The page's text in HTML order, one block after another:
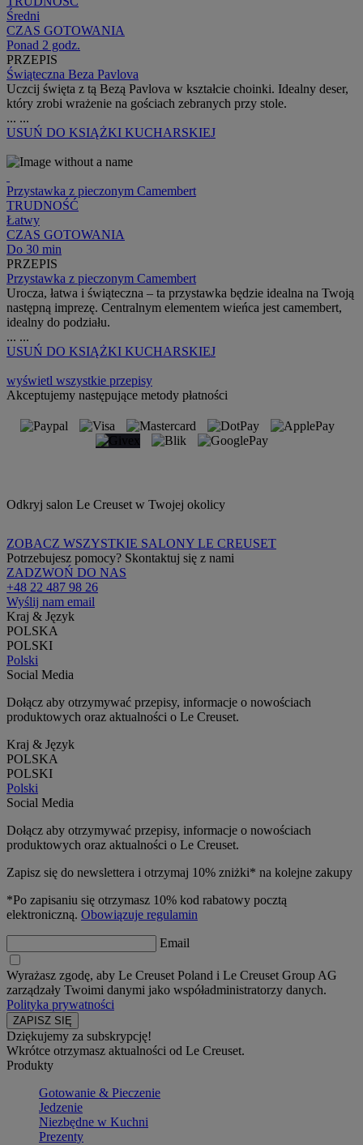
Średni
CZAS GOTOWANIA
Ponad 2 godz.
PRZEPIS
Świąteczna Beza Pavlova
Uczcij święta z tą Bezą Pavlova w kształcie choinki. Idealny deser,
który zrobi wrażenie na gościach zebranych przy stole.
... ...
USUŃ DO KSIĄŻKI KUCHARSKIEJ
Przystawka z pieczonym Camembert
TRUDNOŚĆ
Łatwy
CZAS GOTOWANIA
Do 30 min
PRZEPIS
Przystawka z pieczonym Camembert
Urocza, łatwa i świąteczna – ta przystawka będzie idealna na Twoją
następną imprezę. Centralnym elementem wieńca jest camembert,
idealny do podziału.
... ...
USUŃ DO KSIĄŻKI KUCHARSKIEJ
wyświetl wszystkie przepisy
Akceptujemy następujące metody płatności
Odkryj salon Le Creuset w Twojej okolicy
ZOBACZ WSZYSTKIE SALONY LE CREUSET
Potrzebujesz pomocy? Skontaktuj się z nami
ZADZWOŃ DO NAS
+48 22 487 98 26
Wyślij nam email
Kraj & Język
POLSKA
POLSKI
Polski
Social Media
Dołącz aby otrzymywać przepisy, informacje o nowościach
produktowych oraz aktualności o Le Creuset.
Kraj & Język
POLSKA
POLSKI
Polski
Social Media
Dołącz aby otrzymywać przepisy, informacje o nowościach
produktowych oraz aktualności o Le Creuset.
Zapisz się do newslettera i otrzymaj 10% zniżki* na kolejne zakupy
*Po zapisaniu się otrzymasz 10% kod rabatowy pocztą
elektroniczną. Obowiązuje regulamin
Email
Wyrażasz zgodę, aby Le Creuset Poland i Le Creuset Group AG
zarządzały Twoimi danymi jako współadministratorzy danych.
Polityka prywatności
Dziękujemy za subskrypcję!
Wkrótce otrzymasz aktualności od Le Creuset.
Produkty
Gotowanie & Pieczenie
Jedzenie
Niezbędne w Kuchni
Prezenty